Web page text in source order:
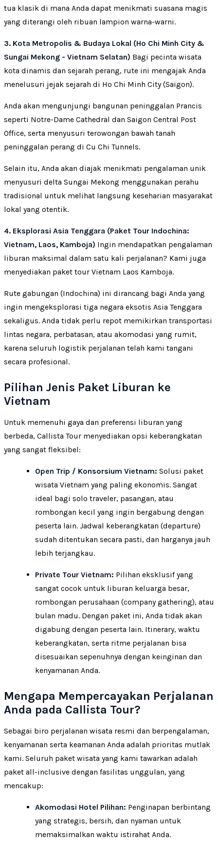
tua klasik di mana Anda dapat menikmati suasana magis
yang diterangi oleh ribuan lampion warna-warni.
3. Kota Metropolis & Budaya Lokal (Ho Chi Minh City &
Sungai Mekong - Vietnam Selatan) Bagi pecinta wisata
kota dinamis dan sejarah perang, rute ini mengajak Anda
menelusuri jejak sejarah di Ho Chi Minh City (Saigon).
Anda akan mengunjungi bangunan peninggalan Prancis
seperti Notre-Dame Cathedral dan Saigon Central Post
Office, serta menyusuri terowongan bawah tanah
peninggalan perang di Cu Chi Tunnels.
Selain itu, Anda akan diajak menikmati pengalaman unik
menyusuri delta Sungai Mekong menggunakan perahu
tradisional untuk melihat langsung keseharian masyarakat
lokal yang otentik.
4. Eksplorasi Asia Tenggara (Paket Tour Indochina:
Vietnam, Laos, Kamboja) Ingin mendapatkan pengalaman
liburan maksimal dalam satu kali perjalanan? Kami juga
menyediakan paket tour Vietnam Laos Kamboja.
Rute gabungan (Indochina) ini dirancang bagi Anda yang
ingin mengeksplorasi tiga negara eksotis Asia Tenggara
sekaligus. Anda tidak perlu repot memikirkan transportasi
lintas negara, perbatasan, atau akomodasi yang rumit,
karena seluruh logistik perjalanan telah kami tangani
secara profesional.
Pilihan Jenis Paket Liburan ke
Vietnam
Untuk memenuhi gaya dan preferensi liburan yang
berbeda, Callista Tour menyediakan opsi keberangkatan
yang sangat fleksibel:
Open Trip / Konsorsium Vietnam: Solusi paket
wisata Vietnam yang paling ekonomis. Sangat
ideal bagi solo traveler, pasangan, atau
rombongan kecil yang ingin bergabung dengan
peserta lain. Jadwal keberangkatan (departure)
sudah ditentukan secara pasti, dan harganya jauh
lebih terjangkau.
Private Tour Vietnam: Pilihan eksklusif yang
sangat cocok untuk liburan keluarga besar,
rombongan perusahaan (company gathering), atau
bulan madu. Dengan paket ini, Anda tidak akan
digabung dengan peserta lain. Itinerary, waktu
keberangkatan, serta ritme perjalanan bisa
disesuaikan sepenuhnya dengan keinginan dan
kenyamanan Anda.
Mengapa Mempercayakan Perjalanan
Anda pada Callista Tour?
Sebagai biro perjalanan wisata resmi dan berpengalaman,
kenyamanan serta keamanan Anda adalah prioritas mutlak
kami. Seluruh paket wisata yang kami tawarkan adalah
paket all-inclusive dengan fasilitas unggulan, yang
mencakup:
Akomodasi Hotel Pilihan: Penginapan berbintang
yang strategis, bersih, dan nyaman untuk
memaksimalkan waktu istirahat Anda.